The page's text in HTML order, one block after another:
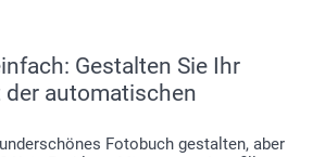
Gestalten Sie Ihr
automatischen
Fotobuch gestalten, aber